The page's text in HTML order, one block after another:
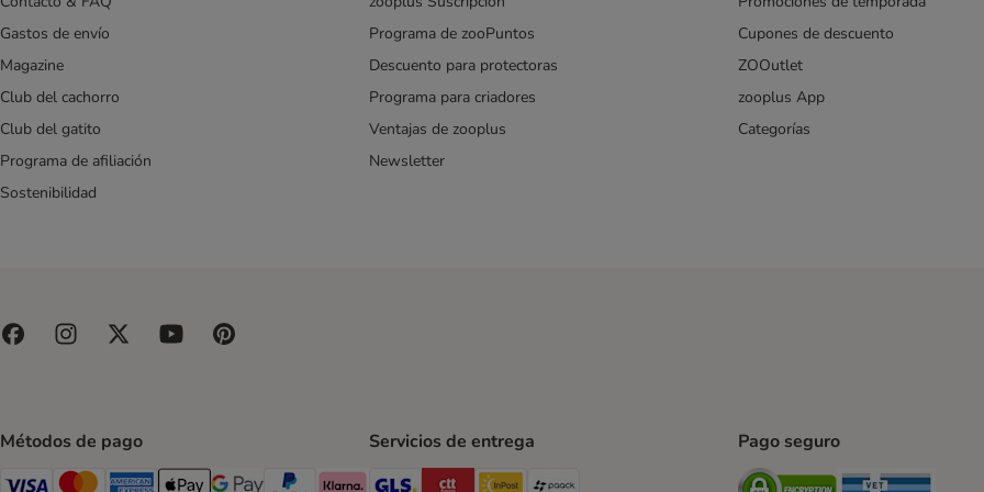
Gastos de envío
Magazine
Club del cachorro
Club del gatito
Programa de afiliación
Sostenibilidad
Programa de zooPuntos
Descuento para protectoras
Programa para criadores
Ventajas de zooplus
Newsletter
Cupones de descuento
ZOOutlet
zooplus App
Categorías
Métodos de pago Servicios de entrega
GLS Shipping Method
CTTExpress Shipping Method
InPost Shipping Method
Pago seguro
Security